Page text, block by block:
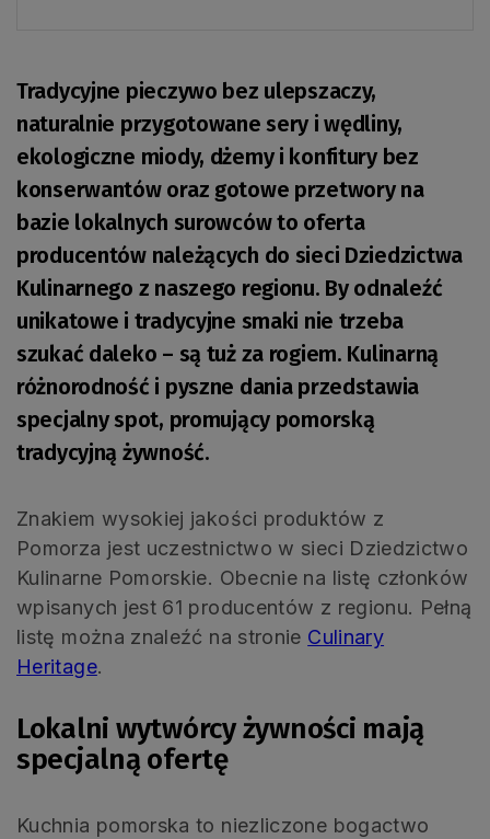
Tradycyjne pieczywo bez ulepszaczy,
naturalnie przygotowane sery i wędliny,
ekologiczne miody, dżemy i konfitury bez
konserwantów oraz gotowe przetwory na
bazie lokalnych surowców to oferta
producentów należących do sieci Dziedzictwa
Kulinarnego z naszego regionu. By odnaleźć
unikatowe i tradycyjne smaki nie trzeba
szukać daleko – są tuż za rogiem. Kulinarną
różnorodność i pyszne dania przedstawia
specjalny spot, promujący pomorską
tradycyjną żywność.
Znakiem wysokiej jakości produktów z
Pomorza jest uczestnictwo w sieci Dziedzictwo
Kulinarne Pomorskie. Obecnie na listę członków
wpisanych jest 61 producentów z regionu. Pełną
listę można znaleźć na stronie Culinary
Heritage.
Lokalni wytwórcy żywności mają
specjalną ofertę
Kuchnia pomorska to niezliczone bogactwo